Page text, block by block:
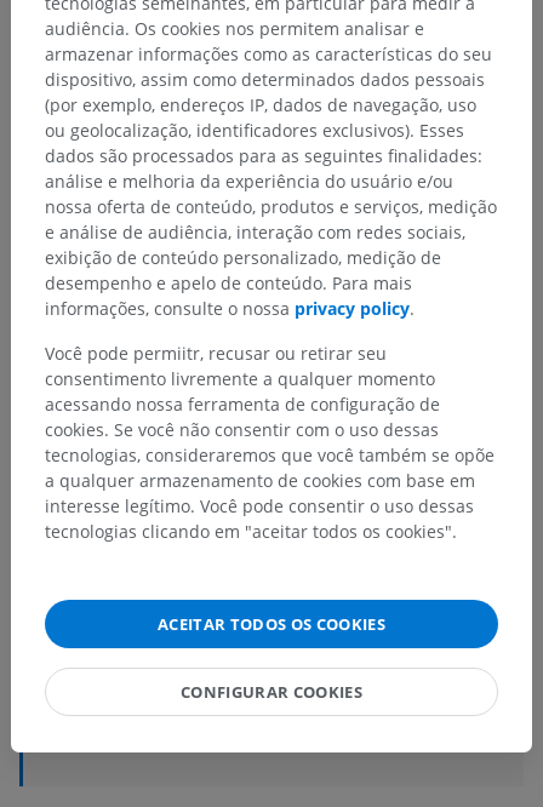
Hierarquia anatômica
Anatomia humana 1
Neuroanatomia humana
Sistema nervoso> Textus nervosus>
Estruturas subjacentes:
Núcleo
Lâmina
Cortex
audiência. Os cookies nos permitem analisar e
armazenar informações como as características do seu
dispositivo, assim como determinados dados pessoais
(por exemplo, endereços IP, dados de navegação, uso
ou geolocalização, identificadores exclusivos). Esses
dados são processados para as seguintes finalidades:
análise e melhoria da experiência do usuário e/ou
nossa oferta de conteúdo, produtos e serviços, medição
e análise de audiência, interação com redes sociais,
exibição de conteúdo personalizado, medição de
desempenho e apelo de conteúdo. Para mais
informações, consulte o nossa privacy policy.
Você pode permiitr, recusar ou retirar seu
consentimento livremente a qualquer momento
acessando nossa ferramenta de configuração de
cookies. Se você não consentir com o uso dessas
tecnologias, consideraremos que você também se opõe
a qualquer armazenamento de cookies com base em
interesse legítimo. Você pode consentir o uso dessas
tecnologias clicando em "aceitar todos os cookies".
ACEITAR TODOS OS COOKIES
CONFIGURAR COOKIES